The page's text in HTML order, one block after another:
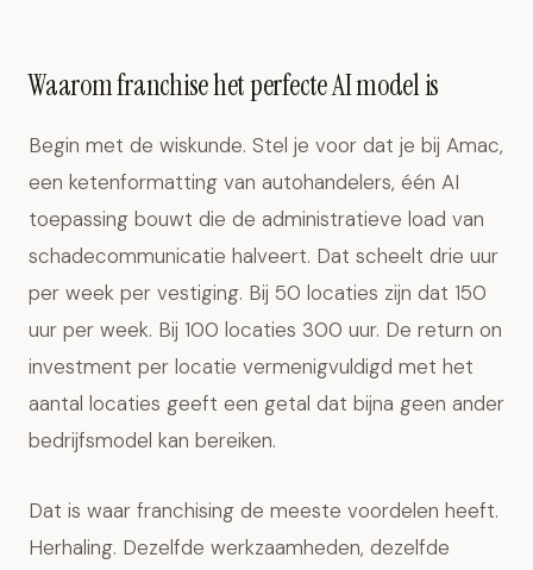
Waarom franchise het perfecte AI model is
Begin met de wiskunde. Stel je voor dat je bij Amac,
een ketenformatting van autohandelers, één AI
toepassing bouwt die de administratieve load van
schadecommunicatie halveert. Dat scheelt drie uur
per week per vestiging. Bij 50 locaties zijn dat 150
uur per week. Bij 100 locaties 300 uur. De return on
investment per locatie vermenigvuldigd met het
aantal locaties geeft een getal dat bijna geen ander
bedrijfsmodel kan bereiken.
Dat is waar franchising de meeste voordelen heeft.
Herhaling. Dezelfde werkzaamheden, dezelfde